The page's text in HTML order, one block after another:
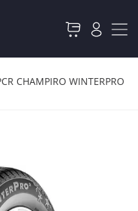
CHAMPIRO WINTERPRO